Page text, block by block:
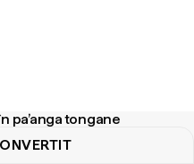
pa’anga tongane